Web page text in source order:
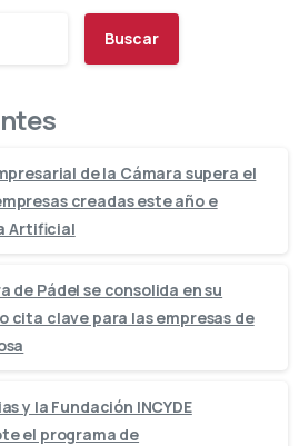
Buscar
de la Cámara supera el
creadas este año e
Artificial
de Pádel se consolida en su
cita clave para las empresas de
y la Fundación INCYDE
el programa de